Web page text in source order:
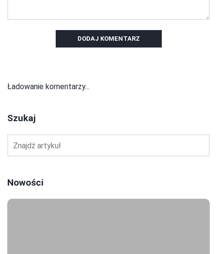
DODAJ KOMENTARZ
Ładowanie komentarzy...
Szukaj
Nowości